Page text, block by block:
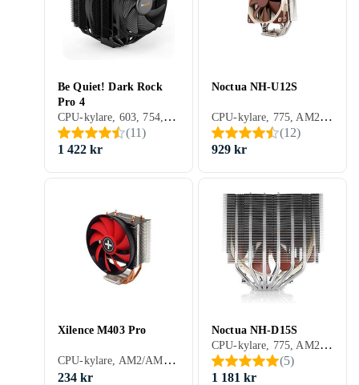
Be Quiet! Dark Rock
Pro 4
CPU-kylare, 603, 754, 775, 939, 940, AM2/AM3, 1366, 1156, 1155, 2011, AM2+, AM3+, FM1, FM2, 1150, FM2+, 1151, 2011-3, AM4, 2066, 1700, AM5, Aktiv kylning (fläkt)
(11)
1 422 kr
Noctua NH-U12S
CPU-kylare, 775, AM2/AM3, 1366, 1156, 1155, 2011, AM2+, AM3+, FM1, FM2, 1150, FM2+, 1151, 2011-3, 2066, 1200, 1700, AM5, Aktiv kylning (fläkt)
(12)
929 kr
Xilence M403 Pro
CPU-kylare, AM2/AM3, 1156, 1155, 2011, AM2+, AM3+, FM1, FM2, 1150, FM2+, 1151, 1700, AM5, Aktiv kylning (fläkt)
234 kr
Noctua NH-D15S
CPU-kylare, 775, AM2/AM3, 423, 1366, 1156, 1155, 2011, AM2+, AM3+, FM1, FM2, 1150, FM2+, 1151, 2011-3, AM4, 2066, 1200, 1700, AM5, Aktiv kylning (fläkt)
(5)
1 181 kr